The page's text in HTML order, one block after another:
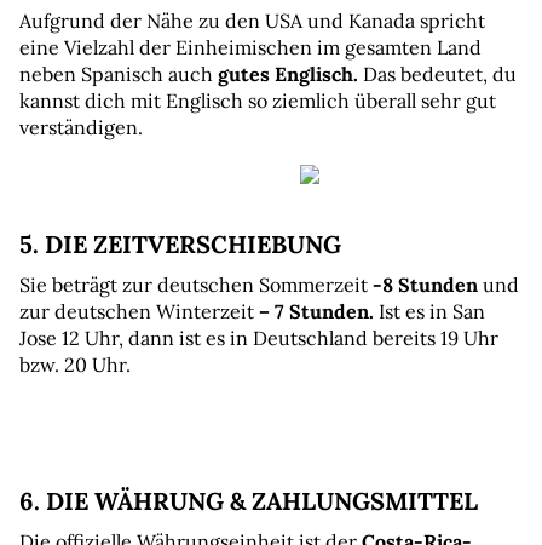
Aufgrund der Nähe zu den USA und Kanada spricht
eine Vielzahl der Einheimischen im gesamten Land
neben Spanisch auch gutes Englisch. Das bedeutet, du
kannst dich mit Englisch so ziemlich überall sehr gut
verständigen.
5. DIE ZEITVERSCHIEBUNG
Sie beträgt zur deutschen Sommerzeit -8 Stunden und
zur deutschen Winterzeit – 7 Stunden. Ist es in San
Jose 12 Uhr, dann ist es in Deutschland bereits 19 Uhr
bzw. 20 Uhr.
6. DIE WÄHRUNG & ZAHLUNGSMITTEL